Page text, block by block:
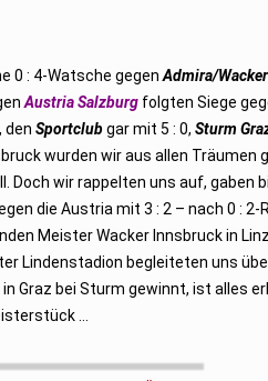
0 : 4-Watsche gegenAdmira/Wacker
Austria Salzburg folgten Siege
, den Sportclub gar mit 5 : 0,Sturm
wurden wir aus allen Träumen
Doch wir rappelten uns auf, gaben
die Austria mit 3 : 2 – nach 0 : 2-
Meister Wacker Innsbruck in
Lindenstadion begleiteten uns
Graz bei Sturm gewinnt, ist alles
…